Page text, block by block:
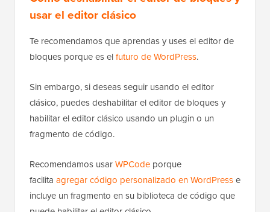
usar el editor clásico
Te recomendamos que aprendas y uses el editor de
bloques porque es elfuturo de WordPress.
Sin embargo, si deseas seguir usando el editor
clásico, puedes deshabilitar el editor de bloques y
habilitar el editor clásico usando un plugin o un
fragmento de código.
Recomendamos usarWPCode porque
facilita agregar código personalizado en WordPresse
incluye un fragmento en su biblioteca de código que